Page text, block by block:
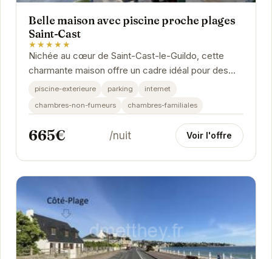
Belle maison avec piscine proche plages
Saint-Cast
★★★★★
Nichée au cœur de Saint-Cast-le-Guildo, cette
charmante maison offre un cadre idéal pour des
vacances relaxantes. La piscine privée vous...
piscine-exterieure parking
internet
chambres-non-fumeurs
chambres-familiales
665€ /nuit Voir l'offre